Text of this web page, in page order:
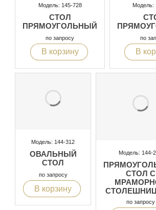
Модель: 145-728
СТОЛ
ПРЯМОУГОЛЬНЫЙ
по запросу
В корзину
Модель:
по
В
Модель: 144-312
ОВАЛЬНЫЙ
СТОЛ
по запросу
В корзину
Модель: 144-
СТОЛ С
по запросу